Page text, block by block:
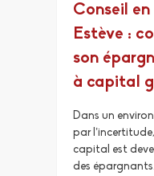
Conseil
Estève :
son
à capital
Dans un
par
capital est
des